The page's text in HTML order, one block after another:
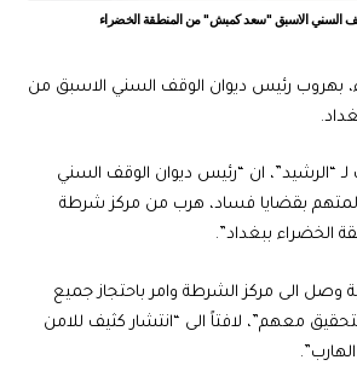
السني الاسبق "سعد كمبش" من المنطقة الخضراء
بهروب رئيس ديوان الوقف السني الاسبق من
“الرشيد”، ان “رئيس ديوان الوقف السني
بقضايا فساد، هرب من مركز شرطة
الخضراء ببغداد”.
وصل الى مركز الشرطة وامر باحتجاز جميع
معهم”، لافتاً الى “انتشار كثيف للامن